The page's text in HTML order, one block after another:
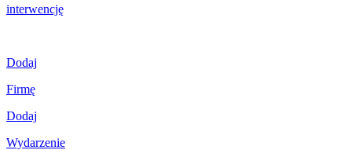
interwencję
Dodaj
Firmę
Dodaj
Wydarzenie